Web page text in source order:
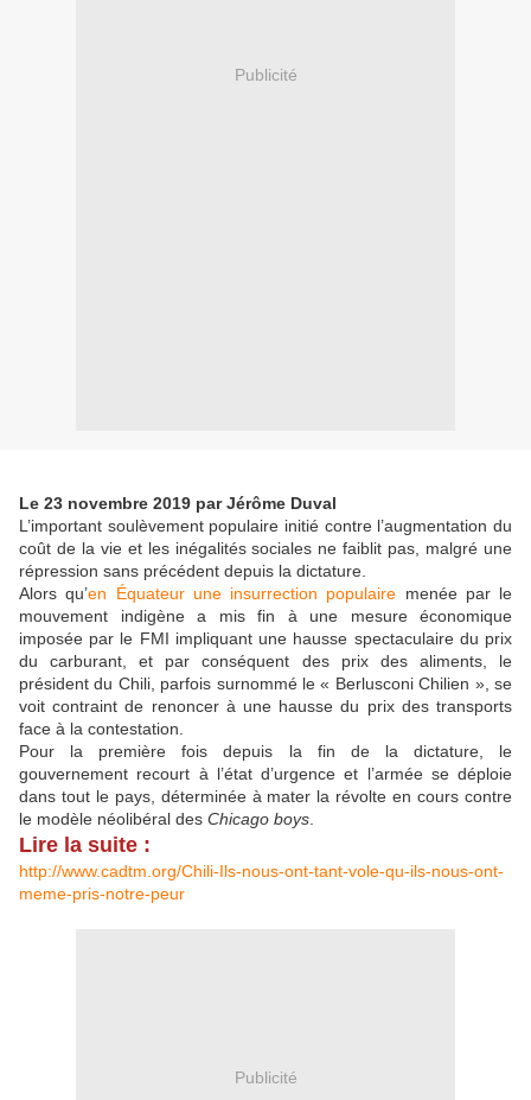
Publicité
Le 23 novembre 2019 par Jérôme Duval
L’important soulèvement populaire initié contre l’augmentation du
coût de la vie et les inégalités sociales ne faiblit pas, malgré une
répression sans précédent depuis la dictature.
Alors qu’en Équateur une insurrection populaire menée par le
mouvement indigène a mis fin à une mesure économique
imposée par le FMI impliquant une hausse spectaculaire du prix
du carburant, et par conséquent des prix des aliments, le
président du Chili, parfois surnommé le « Berlusconi Chilien », se
voit contraint de renoncer à une hausse du prix des transports
face à la contestation.
Pour la première fois depuis la fin de la dictature, le
gouvernement recourt à l’état d’urgence et l’armée se déploie
dans tout le pays, déterminée à mater la révolte en cours contre
le modèle néolibéral des Chicago boys
Lire la suite :
http://www.cadtm.org/Chili-Ils-nous-ont-tant-vole-qu-ils-nous-ont-
meme-pris-notre-peur
Publicité